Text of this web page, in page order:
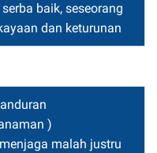
baik, seseorang
dan keturunan
)
malah justru